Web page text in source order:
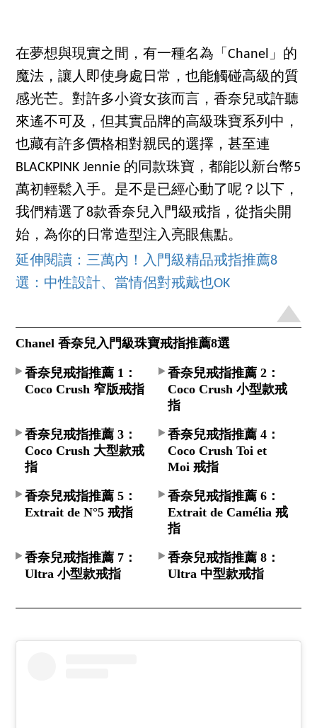
在夢想與現實之間，有一種名為「Chanel」的
魔法，讓人即使身處日常，也能觸碰高級的質
感光芒。對許多小資女孩而言，香奈兒或許聽
來遙不可及，但其實品牌的高級珠寶系列中，
也藏有許多價格相對親民的選擇，甚至連
BLACKPINK Jennie 的同款珠寶，都能以新台幣5
萬初輕鬆入手。是不是已經心動了呢？以下，
我們精選了8款香奈兒入門級戒指，從指尖開
始，為你的日常造型注入亮眼焦點。
延伸閱讀：三萬內！入門級精品戒指推薦8
選：中性設計、當情侶對戒戴也OK
Chanel 香奈兒入門級珠寶戒指推薦8選
香奈兒戒指推薦 1：
Coco Crush 窄版戒指
香奈兒戒指推薦 2：
Coco Crush 小型款戒
指
香奈兒戒指推薦 3：
Coco Crush 大型款戒
指
香奈兒戒指推薦 4：
Coco Crush Toi et
Moi 戒指
香奈兒戒指推薦 5：
Extrait de N°5 戒指
香奈兒戒指推薦 6：
Extrait de Camélia 戒
指
香奈兒戒指推薦 7：
Ultra 小型款戒指
香奈兒戒指推薦 8：
Ultra 中型款戒指